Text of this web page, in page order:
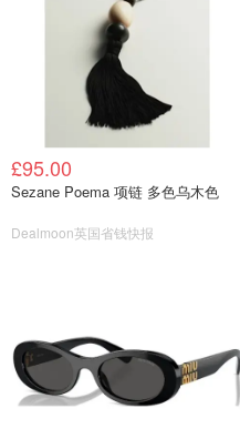
£95.00
Sezane Poema 项链 多色乌木色
Dealmoon英国省钱快报